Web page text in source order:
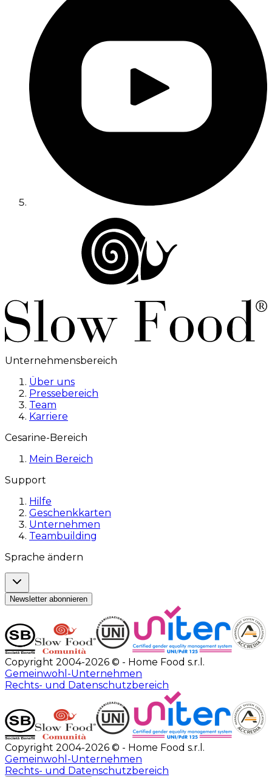
Unternehmensbereich
Über uns
Pressebereich
Team
Karriere
Cesarine-Bereich
Mein Bereich
Support
Hilfe
Geschenkkarten
Unternehmen
Teambuilding
Sprache ändern
Newsletter abonnieren
Copyright 2004-2026 © - Home Food s.r.l.
Gemeinwohl-Unternehmen
Rechts- und Datenschutzbereich
Copyright 2004-2026 © - Home Food s.r.l.
Gemeinwohl-Unternehmen
Rechts- und Datenschutzbereich